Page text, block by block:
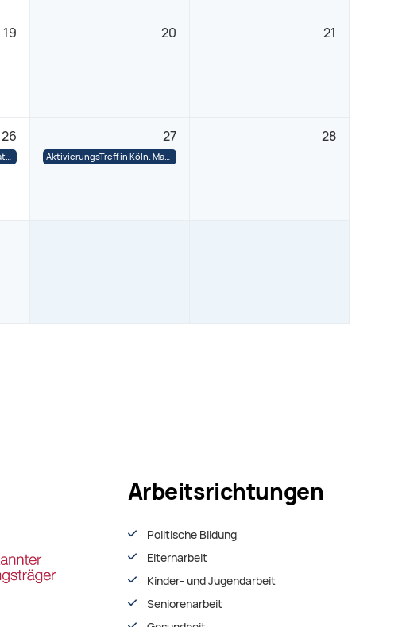
19 20 21
26
BVRE-Accelerator: Vereinsverwaltung in der Praxis – Buchhaltung, Haftung und Abrechnungswesen
27
AktivierungsTreff in Köln. Mangelberufe
28
Arbeitsrichtungen
Politische Bildung
Elternarbeit
Kinder- und Jugendarbeit
Seniorenarbeit